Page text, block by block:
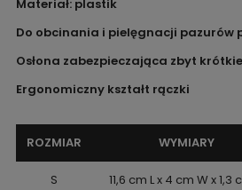
Materiał: plastik
Do obcinania i pielęgnacji pazurów
Osłona zabezpieczająca zbyt
Ergonomiczny kształt rączki
ROZMIAR WYMIARY
S 11,6 cm L x 4 cm W x 1,3